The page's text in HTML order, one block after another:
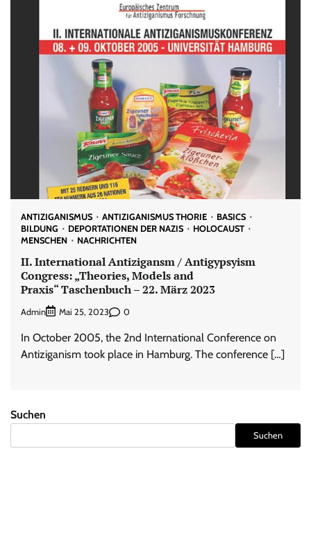
ANTIZIGANISMUS ANTIZIGANISMUS THORIE
BASICS
BILDUNG
DEPORTATIONEN DER NAZIS
HOLOCAUST
MENSCHEN
NACHRICHTEN
II. International Antizigansm / Antigypsyism
Congress: „Theories, Models and
Praxis“ Taschenbuch – 22. März 2023
Admin Mai 25, 2023 0
In October 2005, the 2nd International Conference on
Antiziganism took place in Hamburg. The conference […]
Suchen
Suchen